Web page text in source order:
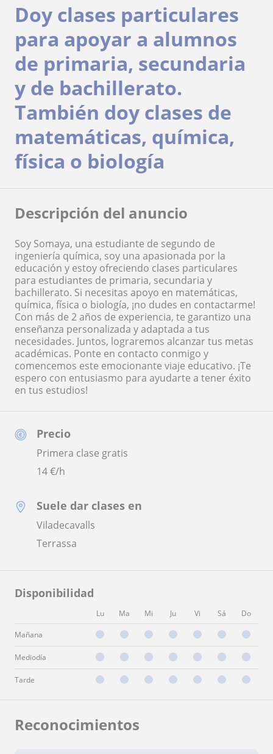
Precio
Primera clase gratis
14€/h
Suele dar clases en
Viladecavalls
Terrassa
Disponibilidad
Lu Ma Mi Ju Vi Sá Do
Mañana
Mediodía
Tarde
Doy clases particulares
para apoyar a alumnos
de primaria, secundaria
y de bachillerato.
También doy clases de
matemáticas, química,
física o biología
Descripción del anuncio
Soy Somaya, una estudiante de segundo de
ingeniería química, soy una apasionada por la
educación y estoy ofreciendo clases particulares
para estudiantes de primaria, secundaria y
bachillerato. Si necesitas apoyo en matemáticas,
química, física o biología, ¡no dudes en contactarme!
Con más de 2 años de experiencia, te garantizo una
enseñanza personalizada y adaptada a tus
necesidades. Juntos, lograremos alcanzar tus metas
académicas. Ponte en contacto conmigo y
comencemos este emocionante viaje educativo. ¡Te
espero con entusiasmo para ayudarte a tener éxito
en tus estudios!
Reconocimientos